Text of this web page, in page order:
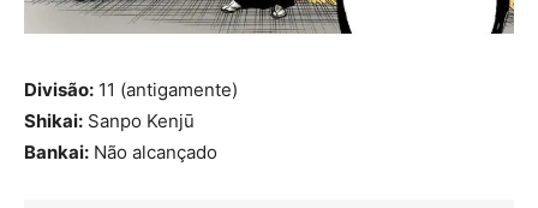
Divisão: 11 (antigamente)
Shikai: Sanpo Kenjū
Bankai: Não alcançado